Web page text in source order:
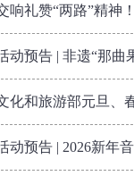
响礼赞“两路”精神
动预告 | 非遗“那曲
化和旅游部元旦、
动预告 | 2026新年